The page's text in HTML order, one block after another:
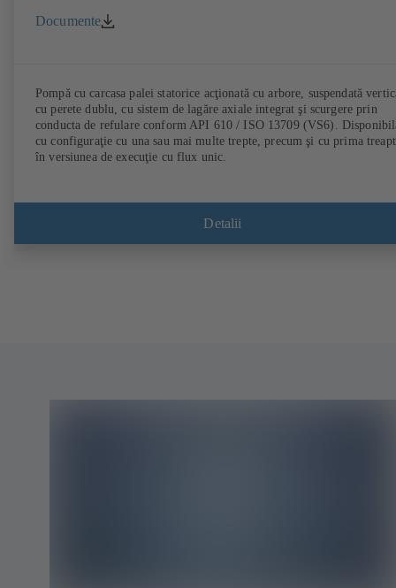
Documente
Pompă cu carcasa palei statorice acţionată cu arbore, suspendată
cu perete dublu, cu sistem de lagăre axiale integrat şi scurgere prin
conducta de refulare conform API 610 / ISO 13709 (VS6).
cu configuraţie cu una sau mai multe trepte, precum şi cu prima
în versiunea de execuţie cu flux unic.
Detalii